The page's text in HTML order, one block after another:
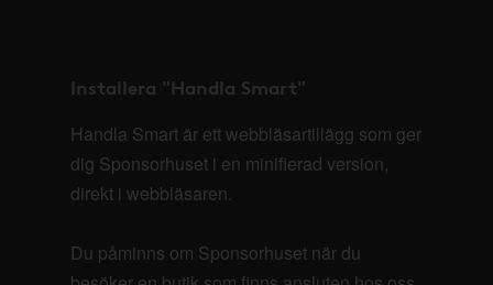
Installera "Handla Smart"
Handla Smart är ett webbläsartillägg som ger
dig Sponsorhuset i en minifierad version,
direkt i webbläsaren.
Du påminns om Sponsorhuset när du